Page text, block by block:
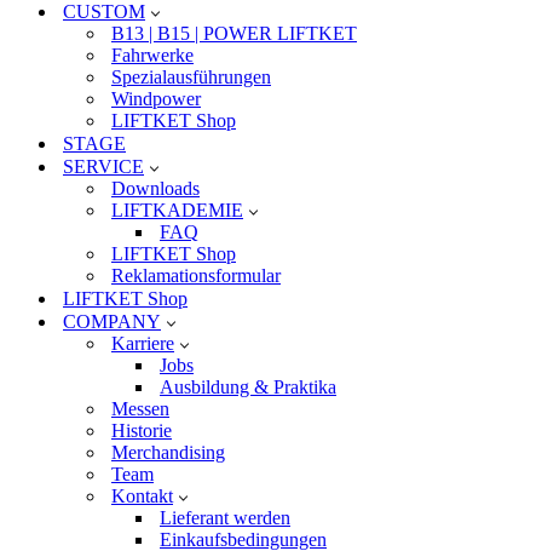
CUSTOM
B13 | B15 | POWER LIFTKET
Fahrwerke
Spezialausführungen
Windpower
LIFTKET Shop
STAGE
SERVICE
Downloads
LIFTKADEMIE
FAQ
LIFTKET Shop
Reklamationsformular
LIFTKET Shop
COMPANY
Karriere
Jobs
Ausbildung & Praktika
Messen
Historie
Merchandising
Team
Kontakt
Lieferant werden
Einkaufsbedingungen